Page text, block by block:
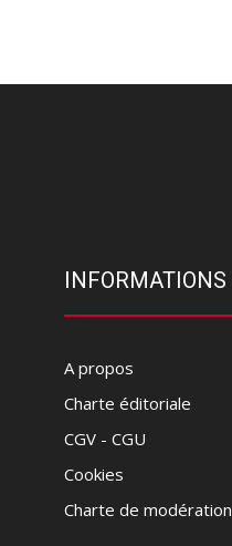
INFORMATIONS
A propos
Charte éditoriale
CGV - CGU
Cookies
Charte de modération